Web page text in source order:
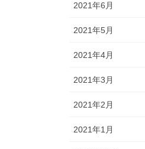
2021年6月
2021年5月
2021年4月
2021年3月
2021年2月
2021年1月